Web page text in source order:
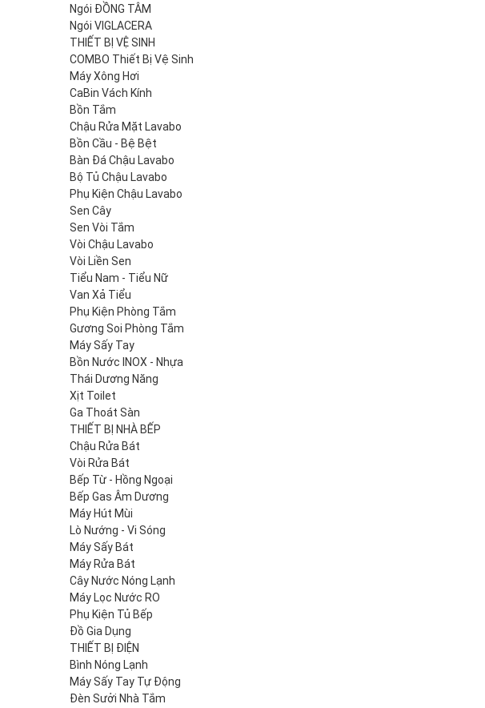
Ngói ĐỒNG TÂM
Ngói VIGLACERA
THIẾT BỊ VỆ SINH
COMBO Thiết Bị Vệ Sinh
Máy Xông Hơi
CaBin Vách Kính
Bồn Tắm
Chậu Rửa Mặt Lavabo
Bồn Cầu - Bệ Bệt
Bàn Đá Chậu Lavabo
Bộ Tủ Chậu Lavabo
Phụ Kiện Chậu Lavabo
Sen Cây
Sen Vòi Tắm
Vòi Chậu Lavabo
Vòi Liền Sen
Tiểu Nam - Tiểu Nữ
Van Xả Tiểu
Phụ Kiện Phòng Tắm
Gương Soi Phòng Tắm
Máy Sấy Tay
Bồn Nước INOX - Nhựa
Thái Dương Năng
Xịt Toilet
Ga Thoát Sàn
THIẾT BỊ NHÀ BẾP
Chậu Rửa Bát
Vòi Rửa Bát
Bếp Từ - Hồng Ngoại
Bếp Gas Âm Dương
Máy Hút Mùi
Lò Nướng - Vi Sóng
Máy Sấy Bát
Máy Rửa Bát
Cây Nước Nóng Lạnh
Máy Lọc Nước RO
Phụ Kiện Tủ Bếp
Đồ Gia Dụng
THIẾT BỊ ĐIỆN
Bình Nóng Lạnh
Máy Sấy Tay Tự Động
Đèn Sưởi Nhà Tắm